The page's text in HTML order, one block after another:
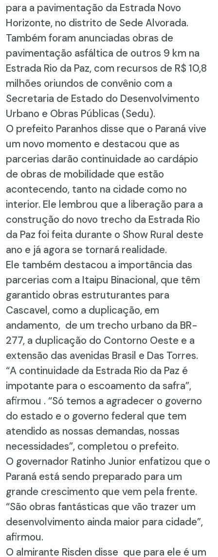
para a pavimentação da Estrada Novo
Horizonte, no distrito de Sede Alvorada.
Também foram anunciadas obras de
pavimentação asfáltica de outros 9 km na
Estrada Rio da Paz, com recursos de R$ 10,8
milhões oriundos de convênio com a
Secretaria de Estado do Desenvolvimento
Urbano e Obras Públicas (Sedu).
O prefeito Paranhos disse que o Paraná vive
um novo momento e destacou que as
parcerias darão continuidade ao cardápio
de obras de mobilidade que estão
acontecendo, tanto na cidade como no
interior. Ele lembrou que a liberação para a
construção do novo trecho da Estrada Rio
da Paz foi feita durante o Show Rural deste
ano e já agora se tornará realidade.
Ele também destacou a importância das
parcerias com a Itaipu Binacional, que têm
garantido obras estruturantes para
Cascavel, como a duplicação, em
andamento, de um trecho urbano da BR-
277, a duplicação do Contorno Oeste e a
extensão das avenidas Brasil e Das Torres.
“A continuidade da Estrada Rio da Paz é
impotante para o escoamento da safra”,
afirmou . “Só temos a agradecer o governo
do estado e o governo federal que tem
atendido as nossas demandas, nossas
necessidades”, completou o prefeito.
O governador Ratinho Junior enfatizou que o
Paraná está sendo preparado para um
grande crescimento que vem pela frente.
“São obras fantásticas que vão trazer um
desenvolvimento ainda maior para cidade”,
afirmou.
O almirante Risden disse que para ele é um